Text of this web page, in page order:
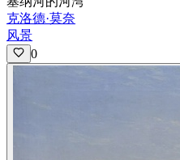
克洛德·莫奈
风景
0